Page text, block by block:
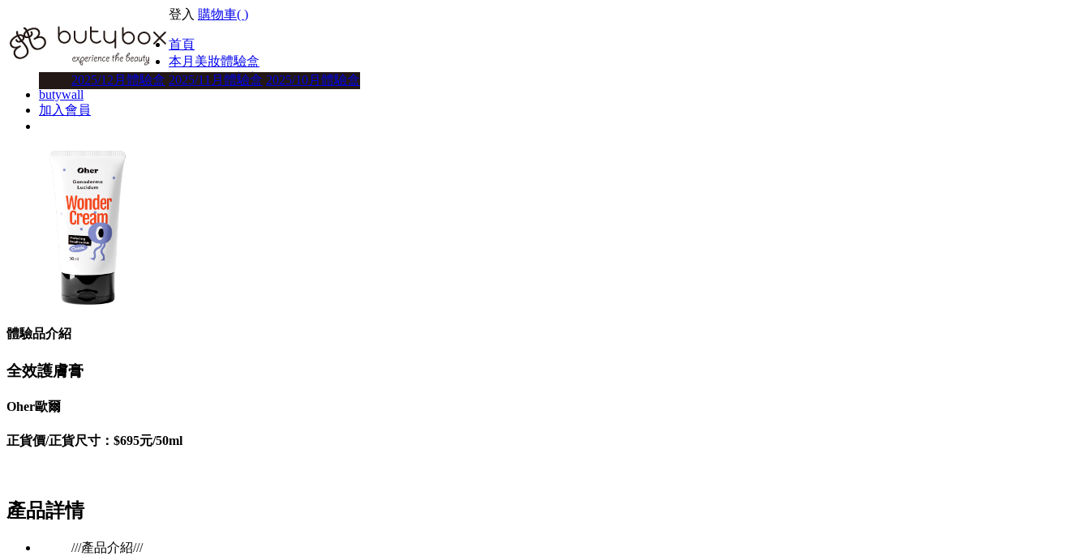
登入 購物車( )
首頁
本月美妝體驗盒
2025/12月體驗盒 2025/11月體驗盒 2025/10月體驗盒
美妝體驗盒方案
butywall
加入會員
體驗品介紹
全效護膚膏
Oher歐爾
正貨價/正貨尺寸：$695元/50ml
產品詳情
///產品介紹///